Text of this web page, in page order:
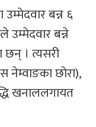
बन्न ६
बन्ने
छन् । त्यसरी
नेम्वाङका छोरा),
खनाललगायत